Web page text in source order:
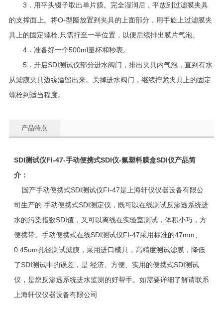
3．用平头镊子取出单片膜。完全湿润后，平放到过滤膜夹具
的支撑面上。将O-型圈放置到夹具的上面部分，用手旋上过滤膜夹
具上的固定螺栓,只需拧至一半位置，以便后续排出膜片气泡。
4．准备好一个500ml量杯和秒表。
5．开启SDI测试仪部分进水阀门，排出夹具内气泡，直到有水
从滤膜夹具边缘溢留出来。关掉进水阀门，继续拧紧夹具上的固定
螺栓到适当程度。
产品特点
SDI测试仪FI-47-手动便携式SDI仪-氟塑料膜盒SDI仪产品简
介：
国产手动便携式SDI测试仪FI-47是上海轩仪仪器设备有限公
司生产的 手动便携式SDI测定仪，既可以在线测试反渗透系统进
水的污染指数SDI值，又可以离线在实验室测试，体积小巧，方
便携带。手动便携式在线SDI测试仪FI-47采用标准的47mm、
0.45um孔径测试滤膜，采用进口模具，高精度测试滤膜，降低
了SDI测试中的误差，是 经济、方便、实用的便携式SDI测试
仪，是您反渗透系统进水监测的好帮手。如需要详细了解请联系
上海轩仪仪器设备有限公司